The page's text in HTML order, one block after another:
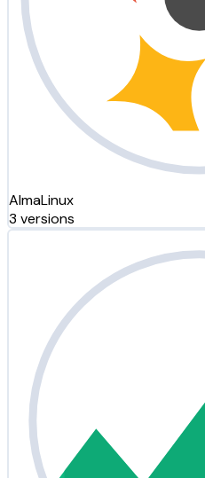
AlmaLinux
3 versions